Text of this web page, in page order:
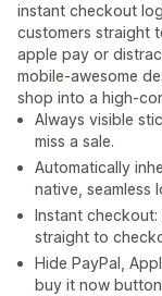
instant checkout
customers straight
apple pay or
mobile-awesome
shop into a high-
Always visible
miss a sale.
Automatically
native, seamless
Instant
straight to
Hide PayPal,
buy it now